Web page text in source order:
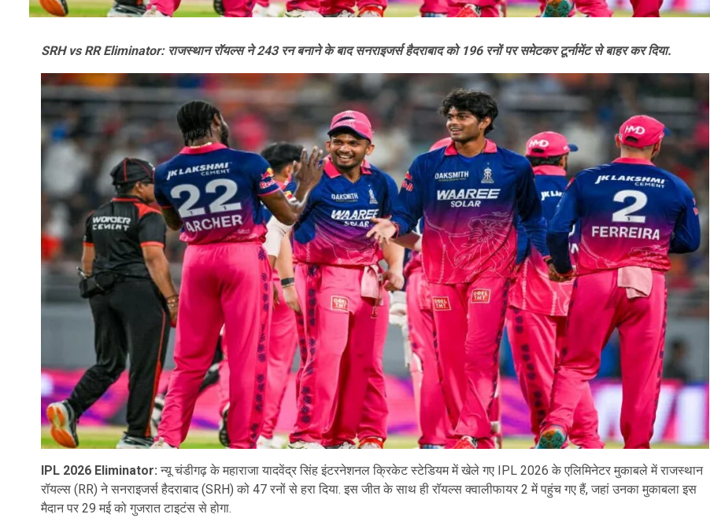
SRH vs RR Eliminator: राजस्थान रॉयल्स ने 243 रन बनाने के बाद सनराइजर्स हैदराबाद को 196 रनों पर समेटकर टूर्नामेंट से बाहर कर दिया.
IPL 2026 Eliminator: न्यू चंडीगढ़ के महाराजा यादवेंद्र सिंह इंटरनेशनल क्रिकेट स्टेडियम में खेले गए IPL 2026 के एलिमिनेटर मुकाबले में राजस्थान
रॉयल्स (RR) ने सनराइजर्स हैदराबाद (SRH) को 47 रनों से हरा दिया. इस जीत के साथ ही रॉयल्स क्वालीफायर 2 में पहुंच गए हैं, जहां उनका मुकाबला इस
मैदान पर 29 मई को गुजरात टाइटंस से होगा.